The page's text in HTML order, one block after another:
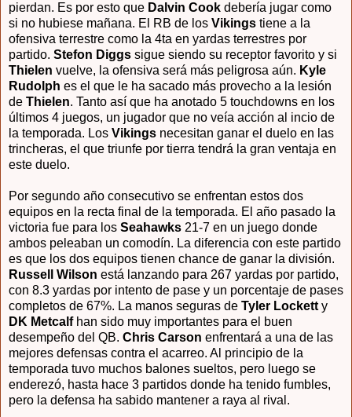
pierdan. Es por esto que Dalvin Cook debería jugar como
si no hubiese mañana. El RB de los Vikings tiene a la
ofensiva terrestre como la 4ta en yardas terrestres por
partido. Stefon Diggs sigue siendo su receptor favorito y si
Thielen vuelve, la ofensiva será más peligrosa aún. Kyle
Rudolph es el que le ha sacado más provecho a la lesión
de Thielen. Tanto así que ha anotado 5 touchdowns en los
últimos 4 juegos, un jugador que no veía acción al incio de
la temporada. Los Vikings necesitan ganar el duelo en las
trincheras, el que triunfe por tierra tendrá la gran ventaja en
este duelo.
Por segundo año consecutivo se enfrentan estos dos
equipos en la recta final de la temporada. El año pasado la
victoria fue para los Seahawks 21-7 en un juego donde
ambos peleaban un comodín. La diferencia con este partido
es que los dos equipos tienen chance de ganar la división.
Russell Wilson está lanzando para 267 yardas por partido,
con 8.3 yardas por intento de pase y un porcentaje de pases
completos de 67%. La manos seguras de Tyler Lockett y
DK Metcalf han sido muy importantes para el buen
desempeño del QB. Chris Carson enfrentará a una de las
mejores defensas contra el acarreo. Al principio de la
temporada tuvo muchos balones sueltos, pero luego se
enderezó, hasta hace 3 partidos donde ha tenido fumbles,
pero la defensa ha sabido mantener a raya al rival.